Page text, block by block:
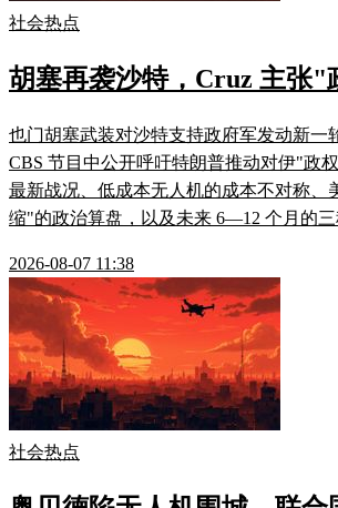
社会热点
胡塞再袭沙特，Cruz 主张"
也门胡塞武装对沙特支持政府军发动新一
CBS 节目中公开呼吁特朗普推动对伊"政
最新战况、低成本无人机的成本不对称、
缩"的政治算盘，以及未来 6—12 个月的三
2026-08-07 11:38
社会热点